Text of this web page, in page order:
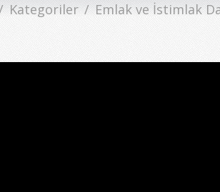
Kategoriler Emlak ve İstimlak